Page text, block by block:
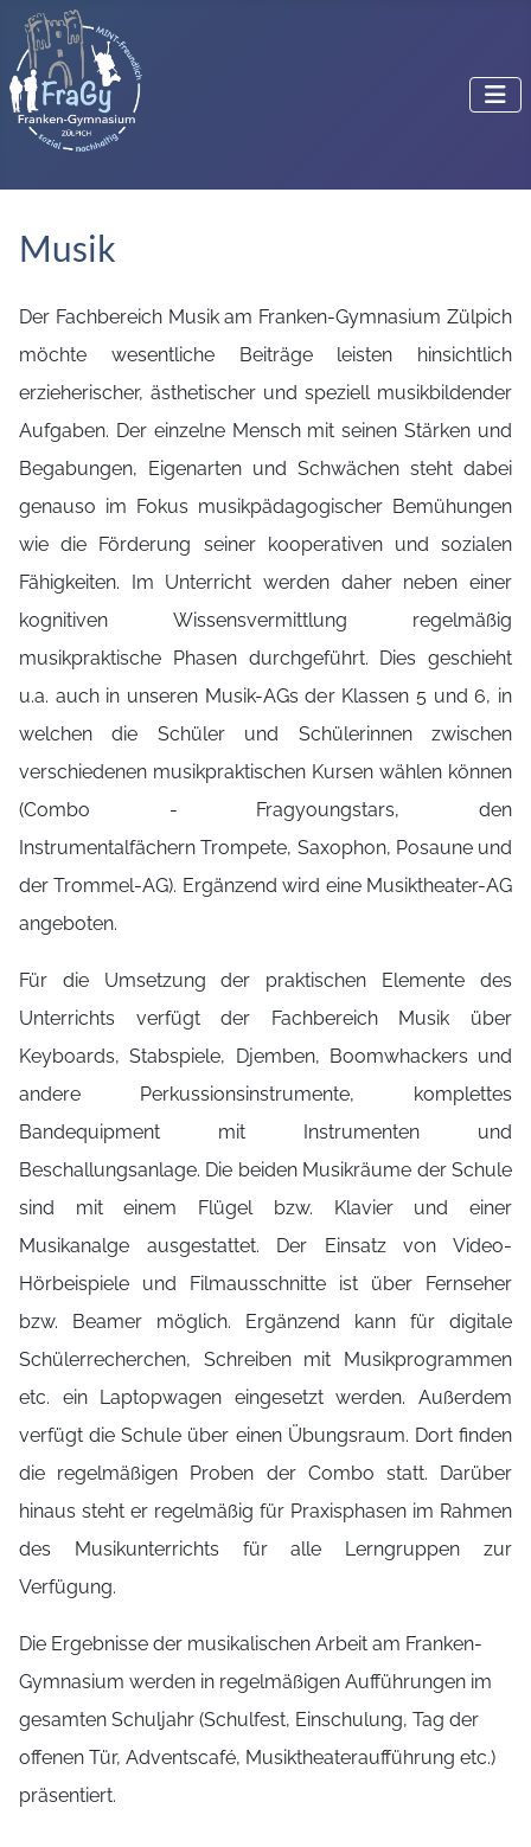
Musik
Der Fachbereich Musik am Franken-Gymnasium Zülpich
möchte wesentliche Beiträge leisten hinsichtlich
erzieherischer, ästhetischer und speziell musikbildender
Aufgaben. Der einzelne Mensch mit seinen Stärken und
Begabungen, Eigenarten und Schwächen steht dabei
genauso im Fokus musikpädagogischer Bemühungen
wie die Förderung seiner kooperativen und sozialen
Fähigkeiten. Im Unterricht werden daher neben einer
kognitiven Wissensvermittlung regelmäßig
musikpraktische Phasen durchgeführt. Dies geschieht
u.a. auch in unseren Musik-AGs der Klassen 5 und 6, in
welchen die Schüler und Schülerinnen zwischen
verschiedenen musikpraktischen Kursen wählen können
(Combo - Fragyoungstars, den
Instrumentalfächern Trompete, Saxophon, Posaune und
der Trommel-AG). Ergänzend wird eine Musiktheater-AG
angeboten.
Für die Umsetzung der praktischen Elemente des
Unterrichts verfügt der Fachbereich Musik über
Keyboards, Stabspiele, Djemben, Boomwhackers und
andere Perkussionsinstrumente, komplettes
Bandequipment mit Instrumenten und
Beschallungsanlage. Die beiden Musikräume der Schule
sind mit einem Flügel bzw. Klavier und einer
Musikanalge ausgestattet. Der Einsatz von Video-
Hörbeispiele und Filmausschnitte ist über Fernseher
bzw. Beamer möglich. Ergänzend kann für digitale
Schülerrecherchen, Schreiben mit Musikprogrammen
etc. ein Laptopwagen eingesetzt werden. Außerdem
verfügt die Schule über einen Übungsraum. Dort finden
die regelmäßigen Proben der Combo statt. Darüber
hinaus steht er regelmäßig für Praxisphasen im Rahmen
des Musikunterrichts für alle Lerngruppen zur
Verfügung.
Die Ergebnisse der musikalischen Arbeit am Franken-
Gymnasium werden in regelmäßigen Aufführungen im
gesamten Schuljahr (Schulfest, Einschulung, Tag der
offenen Tür, Adventscafé, Musiktheateraufführung etc.)
präsentiert.